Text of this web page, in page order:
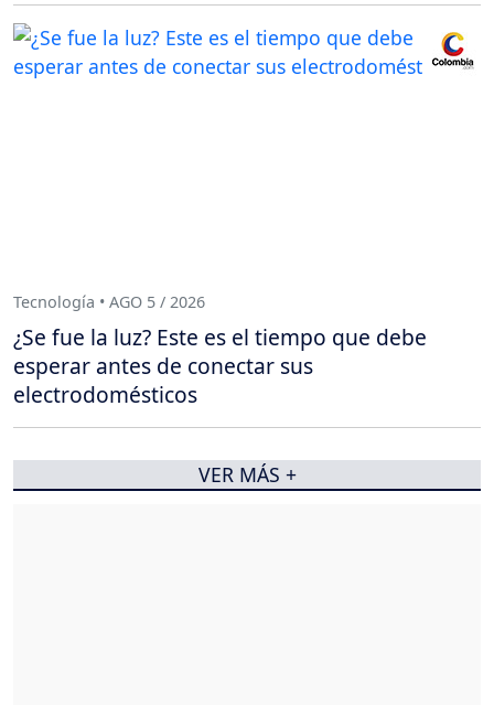
Tecnología • AGO 5 / 2026
¿Se fue la luz? Este es el tiempo que debe
esperar antes de conectar sus
electrodomésticos
VER MÁS +